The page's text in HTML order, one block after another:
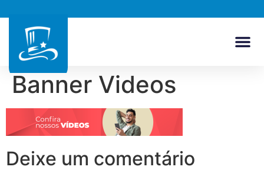
Banner Videos
Deixe um comentário